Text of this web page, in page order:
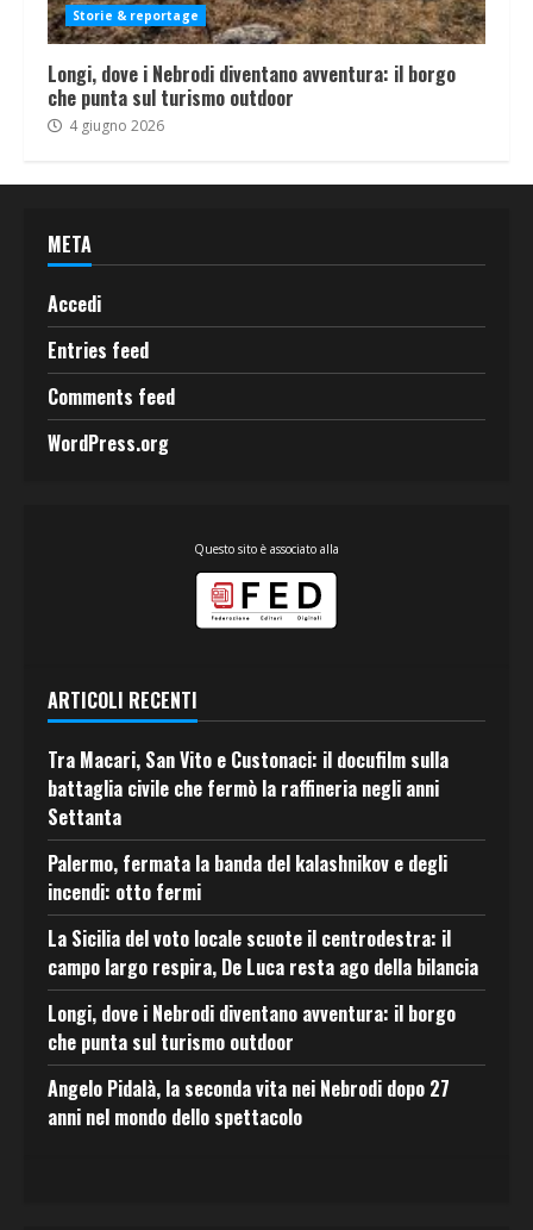
Storie & reportage
Longi, dove i Nebrodi diventano avventura: il borgo
che punta sul turismo outdoor
4 giugno 2026
META
Accedi
Entries feed
Comments feed
WordPress.org
Questo sito è associato alla
ARTICOLI RECENTI
Tra Macari, San Vito e Custonaci: il docufilm sulla
battaglia civile che fermò la raffineria negli anni
Settanta
Palermo, fermata la banda del kalashnikov e degli
incendi: otto fermi
La Sicilia del voto locale scuote il centrodestra: il
campo largo respira, De Luca resta ago della bilancia
Longi, dove i Nebrodi diventano avventura: il borgo
che punta sul turismo outdoor
Angelo Pidalà, la seconda vita nei Nebrodi dopo 27
anni nel mondo dello spettacolo